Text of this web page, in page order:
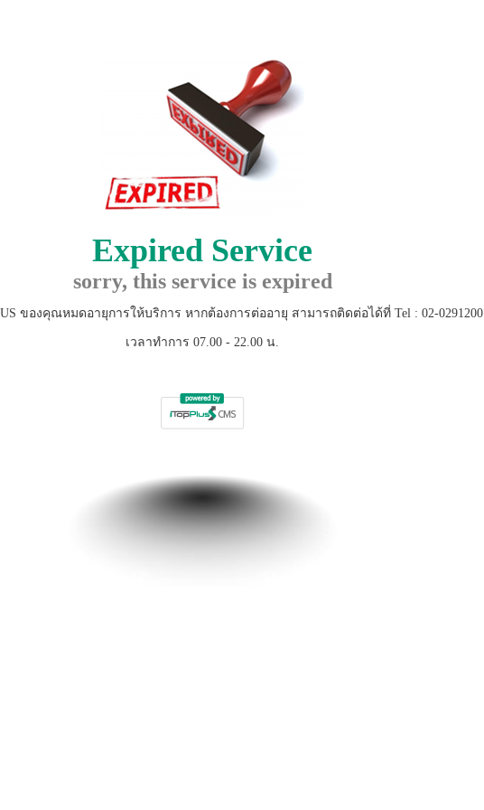
Expired Service
sorry, this service is expired
ของคุณหมดอายุการให้บริการ หากต้องการต่ออายุ สามารถติดต่อได้ที่ Tel : 02-0291200
เวลาทำการ 07.00 - 22.00 น.